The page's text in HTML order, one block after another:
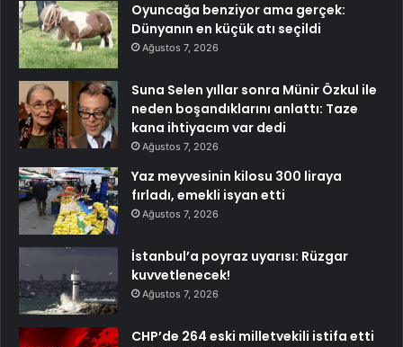
Oyuncağa benziyor ama gerçek:
Dünyanın en küçük atı seçildi
Ağustos 7, 2026
Suna Selen yıllar sonra Münir Özkul ile
neden boşandıklarını anlattı: Taze
kana ihtiyacım var dedi
Ağustos 7, 2026
Yaz meyvesinin kilosu 300 liraya
fırladı, emekli isyan etti
Ağustos 7, 2026
İstanbul’a poyraz uyarısı: Rüzgar
kuvvetlenecek!
Ağustos 7, 2026
CHP’de 264 eski milletvekili istifa etti